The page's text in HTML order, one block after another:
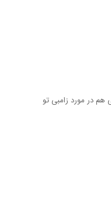
در مورد زامبی تو